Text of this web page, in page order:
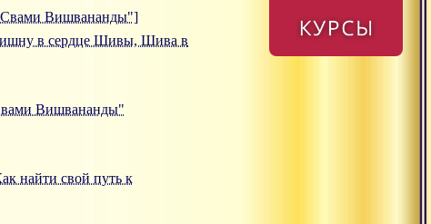
Свами Вишвананды"]
в сердце Шивы, Шива в
Вишвананды"
найти свой путь к